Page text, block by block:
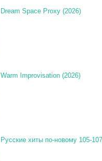
Dream Space Proxy (2026)
Warm Improvisation (2026)
Русские хиты по-новому 105-